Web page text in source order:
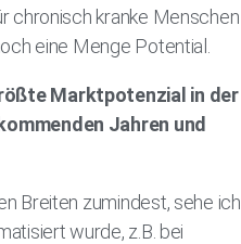
chronisch kranke Menschen
eine Menge Potential.
Marktpotenzial in der
Jahren und
Breiten zumindest, sehe ich
wurde, z.B. bei